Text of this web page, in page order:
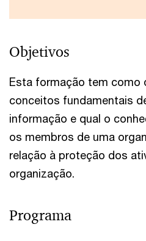
Objetivos
Esta formação tem como
conceitos fundamentais
informação e qual o
os membros de uma
relação à proteção dos
organização.
Programa